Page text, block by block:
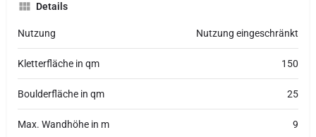
Details
Nutzung Nutzung eingeschränkt
Kletterfläche in qm 150
Boulderfläche in qm 25
Max. Wandhöhe in m 9